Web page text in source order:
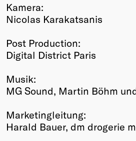
Kamera:
Nicolas Karakatsanis
Post Production:
Digital District Paris
Musik:
MG Sound, Martin Böhm
Marketingleitung:
Harald Bauer, dm drogerie